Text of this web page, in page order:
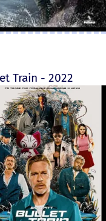
Brooklyn -
Train - 2022